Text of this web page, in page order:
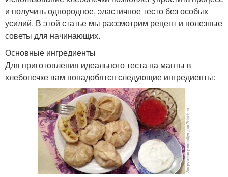
и получить однородное, эластичное тесто без особых
усилий. В этой статье мы рассмотрим рецепт и полезные
советы для начинающих.
Основные ингредиенты
Для приготовления идеального теста на манты в
хлебопечке вам понадобятся следующие ингредиенты: